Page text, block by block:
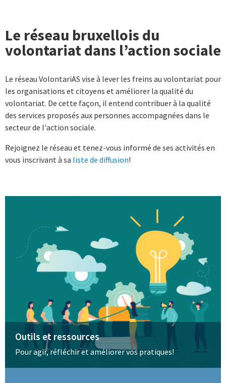
Le réseau bruxellois du
volontariat dans l’action sociale
Le réseau VolontariAS vise à lever les freins au volontariat pour
les organisations et citoyens et améliorer la qualité du
volontariat. De cette façon, il entend contribuer à la qualité
des services proposés aux personnes accompagnées dans le
secteur de l'action sociale.
Rejoignez le réseau et tenez-vous informé de ses activités en
vous inscrivant à sa liste de diffusion!
Outils et ressources
Pour agir, réfléchir et améliorer vos pratiques!